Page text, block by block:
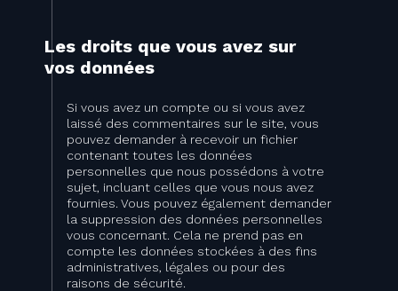
Les droits que vous avez sur
vos données
Si vous avez un compte ou si vous avez
laissé des commentaires sur le site, vous
pouvez demander à recevoir un fichier
contenant toutes les données
personnelles que nous possédons à votre
sujet, incluant celles que vous nous avez
fournies. Vous pouvez également demander
la suppression des données personnelles
vous concernant. Cela ne prend pas en
compte les données stockées à des fins
administratives, légales ou pour des
raisons de sécurité.